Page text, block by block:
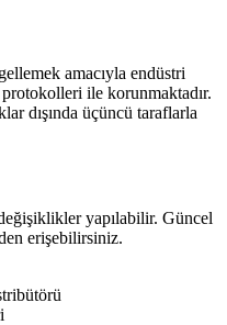
amacıyla endüstri
ile korunmaktadır.
dışında üçüncü taraflarla
yapılabilir. Güncel
erişebilirsiniz.